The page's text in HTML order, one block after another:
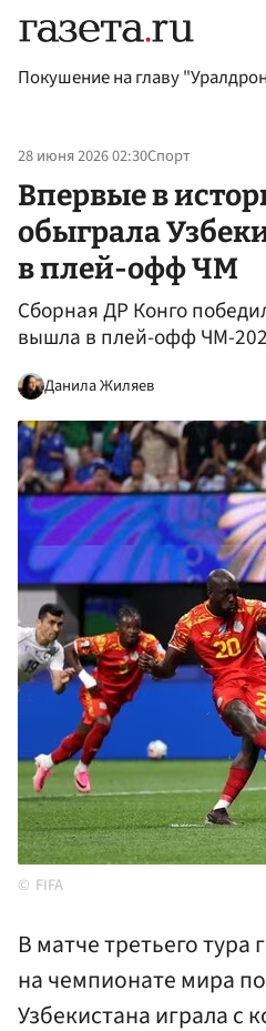
Покушение на главу
28 июня 2026 02:30Спорт
Впервые в
обыграла
в плей-офф ЧМ
Сборная ДР Конго
вышла в плей-офф ЧМ-
Данила Жиляев
FIFA
В матче третьего тура
на чемпионате мира
Узбекистана играла с